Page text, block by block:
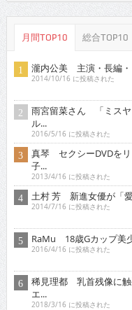
月間TOP10 総合TOP10
瀧内公美 主演・長編・
2014/10/16 に投稿された
雨宮留菜さん 「ミスヤ
ル...
2016/5/16 に投稿された
真琴 セクシーDVDを
子...
2013/4/16 に投稿された
土村 芳 新進女優が「
2014/7/16 に投稿された
RaMu 18歳Gカップ美
2016/4/16 に投稿された
稀見理都 乳首残像に
エ...
2018/3/16 に投稿された